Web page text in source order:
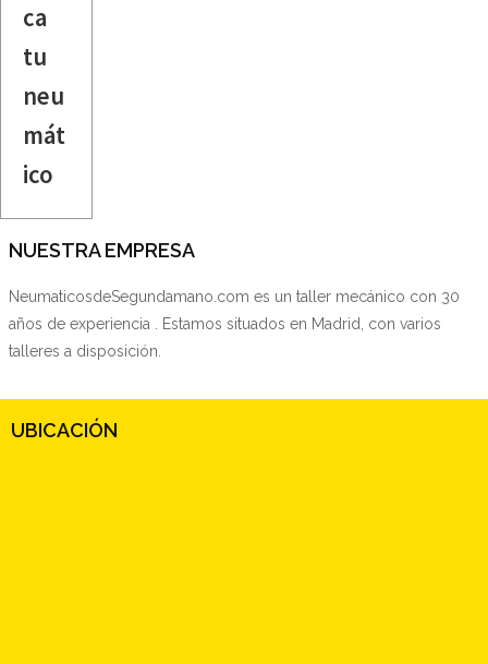
ca
tu
neu
mát
ico
NUESTRA EMPRESA
NeumaticosdeSegundamano.com es un taller mecánico con 30
años de experiencia . Estamos situados en Madrid, con varios
talleres a disposición.
UBICACIÓN